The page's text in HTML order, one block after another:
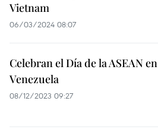
Vietnam
06/03/2024 08:07
Celebran el Día de la ASEAN en
Venezuela
08/12/2023 09:27